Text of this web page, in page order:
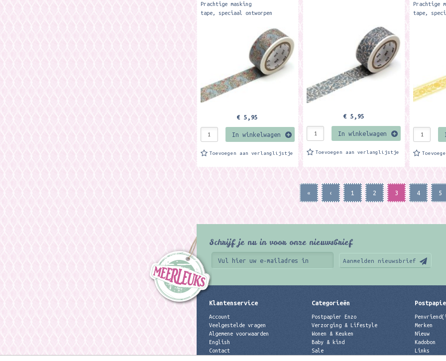
Prachtige masking
tape, speciaal ontworpen
Wiliiam Morris. Formaat 2 cm x
7 meter. Je kunt de tape voor
€ 5,95
In winkelwagen
Toevoegen aan verlanglijstje
€ 5,95
In winkelwagen
Toevoegen aan verlanglijstje
Prachtige
tape,
Wiliiam
7 meter.
« ‹ 1 2 3 4 5
Schrijf je nu in voor onze nieuwsbrief
Aanmelden nieuwsbrief
Klantenservice
Account
Veelgestelde vragen
Algemene voorwaarden
English
Contact
Categorieën
Postpapier Enzo
Verzorging & Lifestyle
Wonen & Keuken
Baby & kind
Sale
Merken
Nieuw
Kadobon
Links